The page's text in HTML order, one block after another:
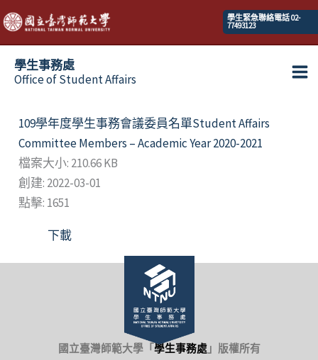
跳
至
主
學生緊急聯絡電話 02-
77493123
學生事務處
Office of Student Affairs
109學年度學生事務會議委員名單Student Affairs
Committee Members – Academic Year 2020-2021
檔案大小: 210.66 KB
創建: 2022-03-01
點擊: 1651
下載
國立臺灣師範大學「 學生事務處」 版權所有